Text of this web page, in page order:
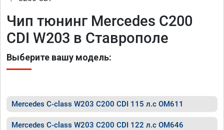
Чип тюнинг Mercedes C200
CDI W203 в Ставрополе
Выберите вашу модель:
Mercedes C-class W203 C200 CDI 115 л.с OM611
Mercedes C-class W203 C200 CDI 122 л.с OM646